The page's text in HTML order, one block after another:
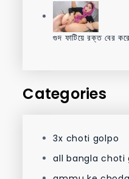
গুদ ফাটিয়ে রক্ত বের
Categories
3x choti golpo
all bangla choti